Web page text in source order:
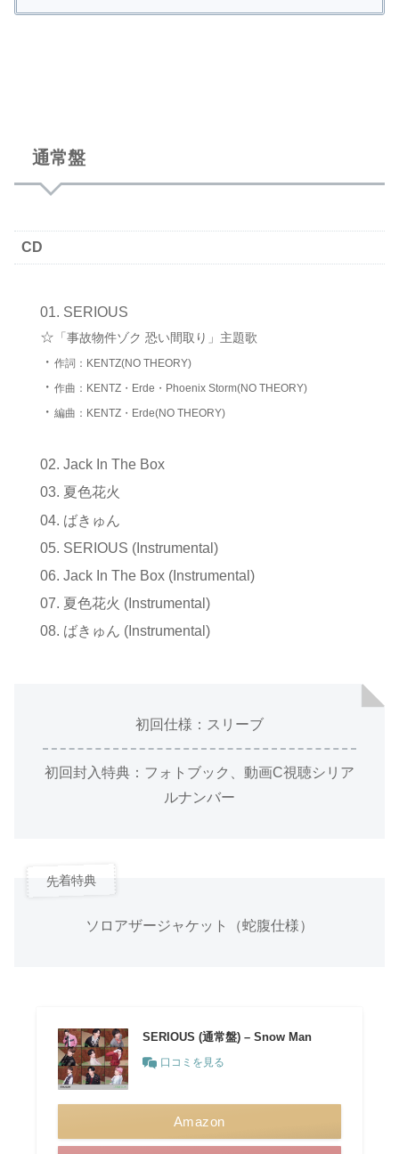
通常盤
CD
SERIOUS
☆ 「事故物件ゾク 恐い間取り」主題歌
・作詞：KENTZ(NO THEORY)
・作曲：KENTZ・Erde・Phoenix Storm(NO THEORY)
・編曲：KENTZ・Erde(NO THEORY)
Jack In The Box
夏色花火
ばきゅん
SERIOUS (Instrumental)
Jack In The Box (Instrumental)
夏色花火 (Instrumental)
ばきゅん (Instrumental)
初回仕様：スリーブ
初回封入特典：フォトブック、動画C視聴シリア
ルナンバー
先着特典
ソロアザージャケット（蛇腹仕様）
SERIOUS (通常盤) – Snow Man
口コミを見る
Amazon